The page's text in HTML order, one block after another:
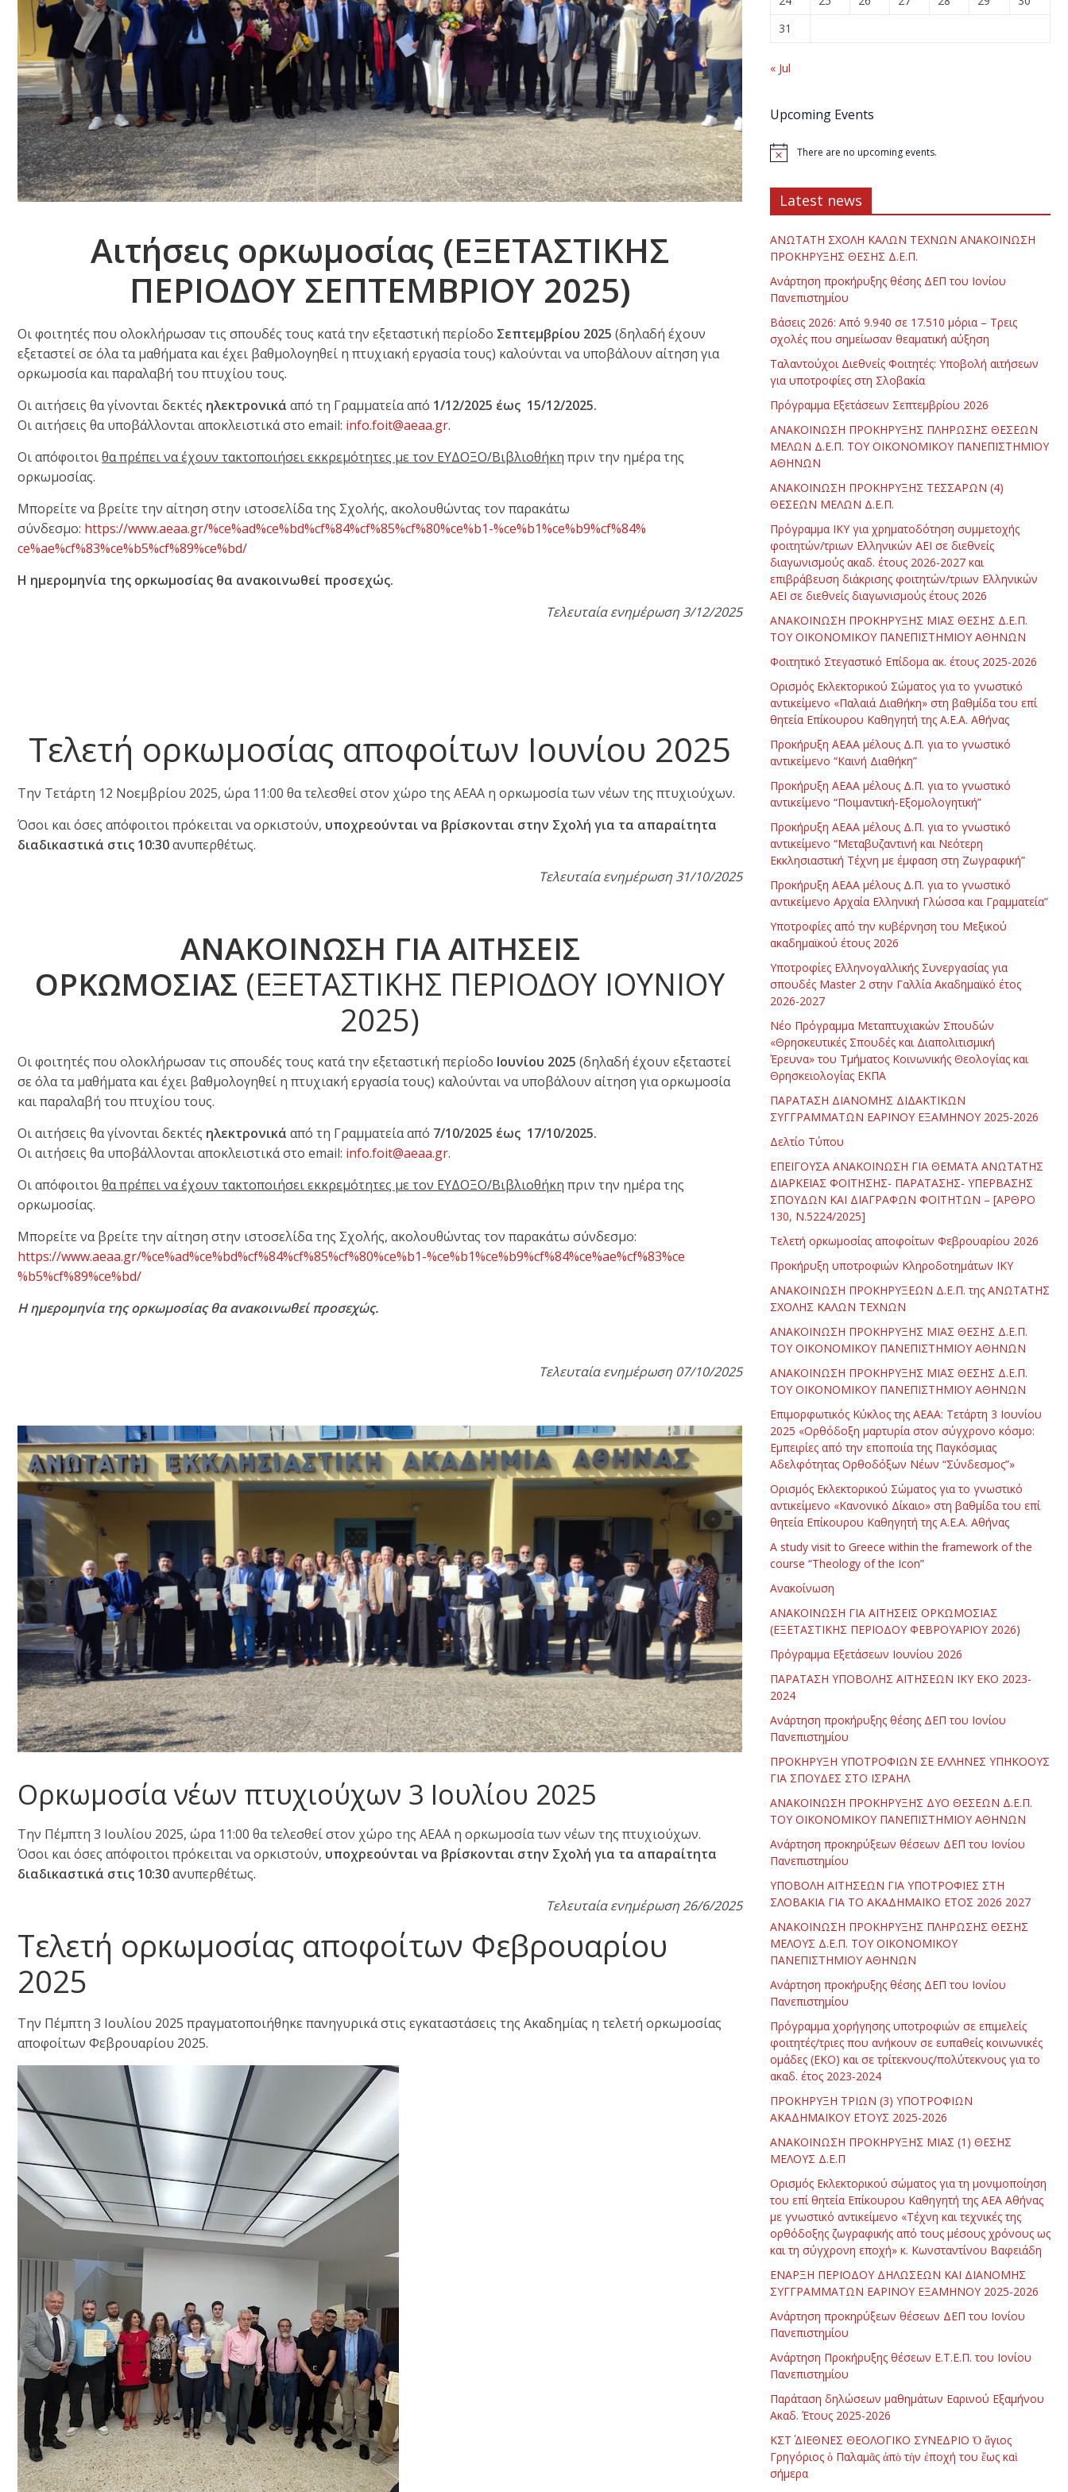
Αιτήσεις ορκωμοσίας (ΕΞΕΤΑΣΤΙΚΗΣ
ΠΕΡΙΟΔΟΥ ΣΕΠΤΕΜΒΡΙΟΥ 2025)
Οι φοιτητές που ολοκλήρωσαν τις σπουδές τους κατά την εξεταστική περίοδο Σεπτεμβρίου 2025 (δηλαδή έχουν
εξεταστεί σε όλα τα μαθήματα και έχει βαθμολογηθεί η πτυχιακή εργασία τους) καλούνται να υποβάλουν αίτηση για
ορκωμοσία και παραλαβή του πτυχίου τους.
Οι αιτήσεις θα γίνονται δεκτές ηλεκτρονικά από τη Γραμματεία από 1/12/2025 έως 15/12/2025.
Οι αιτήσεις θα υποβάλλονται αποκλειστικά στο email: info.foit@aeaa.gr.
Οι απόφοιτοιθα πρέπει να έχουν τακτοποιήσει εκκρεμότητες με τον ΕΥΔΟΞΟ/Βιβλιοθήκη πριν την ημέρα της
ορκωμοσίας.
Μπορείτε να βρείτε την αίτηση στην ιστoσελίδα της Σχολής, ακολουθώντας τον παρακάτω
σύνδεσμο: https://www.aeaa.gr/%ce%ad%ce%bd%cf%84%cf%85%cf%80%ce%b1-%ce%b1%ce%b9%cf%84%
ce%ae%cf%83%ce%b5%cf%89%ce%bd/
Η ημερομηνία της ορκωμοσίας θα ανακοινωθεί προσεχώς.
Τελευταία ενημέρωση 3/12/2025
Τελετή ορκωμοσίας αποφοίτων Ιουνίου 2025
Την Τετάρτη 12 Νοεμβρίου 2025, ώρα 11:00 θα τελεσθεί στον χώρο της ΑΕΑΑ η ορκωμοσία των νέων της πτυχιούχων.
Όσοι και όσες απόφοιτοι πρόκειται να ορκιστούν, υποχρεούνται να βρίσκονται στην Σχολή για τα απαραίτητα
διαδικαστικά στις 10:30ανυπερθέτως.
Τελευταία ενημέρωση 31/10/2025
ΑΝΑΚΟΙΝΩΣΗ ΓΙΑ ΑΙΤΗΣΕΙΣ
ΟΡΚΩΜΟΣΙΑΣ (ΕΞΕΤΑΣΤΙΚΗΣ ΠΕΡΙΟΔΟΥ ΙΟΥΝΙΟΥ
2025)
Οι φοιτητές που ολοκλήρωσαν τις σπουδές τους κατά την εξεταστική περίοδο Ιουνίου 2025 (δηλαδή έχουν εξεταστεί
σε όλα τα μαθήματα και έχει βαθμολογηθεί η πτυχιακή εργασία τους) καλούνται να υποβάλουν αίτηση για ορκωμοσία
και παραλαβή του πτυχίου τους.
Οι αιτήσεις θα γίνονται δεκτές ηλεκτρονικά από τη Γραμματεία από 7/10/2025 έως 17/10/2025.
Οι αιτήσεις θα υποβάλλονται αποκλειστικά στο email: info.foit@aeaa.gr.
Οι απόφοιτοιθα πρέπει να έχουν τακτοποιήσει εκκρεμότητες με τον ΕΥΔΟΞΟ/Βιβλιοθήκη πριν την ημέρα της
ορκωμοσίας.
Μπορείτε να βρείτε την αίτηση στην ιστoσελίδα της Σχολής, ακολουθώντας τον παρακάτω σύνδεσμο:
https://www.aeaa.gr/%ce%ad%ce%bd%cf%84%cf%85%cf%80%ce%b1-%ce%b1%ce%b9%cf%84%ce%ae%cf%83%ce
%b5%cf%89%ce%bd/
Η ημερομηνία της ορκωμοσίας θα ανακοινωθεί προσεχώς.
Τελευταία ενημέρωση 07/10/2025
Ορκωμοσία νέων πτυχιούχων 3 Ιουλίου 2025
Την Πέμπτη 3 Ιουλίου 2025, ώρα 11:00 θα τελεσθεί στον χώρο της ΑΕΑΑ η ορκωμοσία των νέων της πτυχιούχων.
Όσοι και όσες απόφοιτοι πρόκειται να ορκιστούν, υποχρεούνται να βρίσκονται στην Σχολή για τα απαραίτητα
διαδικαστικά στις 10:30ανυπερθέτως.
Τελευταία ενημέρωση 26/6/2025
Τελετή ορκωμοσίας αποφοίτων Φεβρουαρίου
2025
Την Πέμπτη 3 Ιουλίου 2025 πραγματοποιήθηκε πανηγυρικά στις εγκαταστάσεις της Ακαδημίας η τελετή ορκωμοσίας
αποφοίτων Φεβρουαρίου 2025.
31
« Jul
Upcoming Events
There are no upcoming events.
Latest news
ΑΝΩΤΑΤΗ ΣΧΟΛΗ ΚΑΛΩΝ ΤΕΧΝΩΝ ΑΝΑΚΟΙΝΩΣΗ
ΠΡΟΚΗΡΥΞΗΣ ΘΕΣΗΣ Δ.Ε.Π.
Ανάρτηση προκήρυξης θέσης ΔΕΠ του Ιονίου
Πανεπιστημίου
Βάσεις 2026: Από 9.940 σε 17.510 μόρια – Τρεις
σχολές που σημείωσαν θεαματική αύξηση
Ταλαντούχοι Διεθνείς Φοιτητές: Υποβολή αιτήσεων
για υποτροφίες στη Σλοβακία
Πρόγραμμα Εξετάσεων Σεπτεμβρίου 2026
ΑΝΑΚΟΙΝΩΣΗ ΠΡΟΚΗΡΥΞΗΣ ΠΛΗΡΩΣΗΣ ΘΕΣΕΩΝ
ΜΕΛΩΝ Δ.Ε.Π. ΤΟΥ ΟΙΚΟΝΟΜΙΚΟΥ ΠΑΝΕΠΙΣΤΗΜΙΟΥ
ΑΘΗΝΩΝ
ΑΝΑΚΟΙΝΩΣΗ ΠΡΟΚΗΡΥΞΗΣ ΤΕΣΣΑΡΩΝ (4)
ΘΕΣΕΩΝ ΜΕΛΩΝ Δ.Ε.Π.
Πρόγραμμα ΙΚΥ για χρηματοδότηση συμμετοχής
φοιτητών/τριων Ελληνικών ΑΕΙ σε διεθνείς
διαγωνισμούς ακαδ. έτους 2026-2027 και
επιβράβευση διάκρισης φοιτητών/τριων Ελληνικών
ΑΕΙ σε διεθνείς διαγωνισμούς έτους 2026
ΑΝΑΚΟΙΝΩΣΗ ΠΡΟΚΗΡΥΞΗΣ ΜΙΑΣ ΘΕΣΗΣ Δ.Ε.Π.
ΤΟΥ ΟΙΚΟΝΟΜΙΚΟΥ ΠΑΝΕΠΙΣΤΗΜΙΟΥ ΑΘΗΝΩΝ
Φοιτητικό Στεγαστικό Επίδομα ακ. έτους 2025-2026
Ορισμός Εκλεκτορικού Σώματος για το γνωστικό
αντικείμενο «Παλαιά Διαθήκη» στη βαθμίδα του επί
θητεία Επίκουρου Καθηγητή της Α.Ε.Α. Αθήνας
Προκήρυξη ΑΕΑΑ μέλους Δ.Π. για το γνωστικό
αντικείμενο “Καινή Διαθήκη”
Προκήρυξη ΑΕΑΑ μέλους Δ.Π. για το γνωστικό
αντικείμενο “Ποιμαντική-Εξομολογητική”
Προκήρυξη ΑΕΑΑ μέλους Δ.Π. για το γνωστικό
αντικείμενο “Μεταβυζαντινή και Νεότερη
Εκκλησιαστική Τέχνη με έμφαση στη Ζωγραφική”
Προκήρυξη ΑΕΑΑ μέλους Δ.Π. για το γνωστικό
αντικείμενο Αρχαία Ελληνική Γλώσσα και Γραμματεία”
Υποτροφίες από την κυβέρνηση του Μεξικού
ακαδημαϊκού έτους 2026
Υποτροφίες Ελληνογαλλικής Συνεργασίας για
σπουδές Master 2 στην Γαλλία Ακαδημαϊκό έτος
2026-2027
Νέο Πρόγραμμα Μεταπτυχιακών Σπουδών
«Θρησκευτικές Σπουδές και Διαπολιτισμική
Έρευνα» του Τμήματος Κοινωνικής Θεολογίας και
Θρησκειολογίας ΕΚΠΑ
ΠΑΡΑΤΑΣΗ ΔΙΑΝΟΜΗΣ ΔΙΔΑΚΤΙΚΩΝ
ΣΥΓΓΡΑΜΜΑΤΩΝ ΕΑΡΙΝΟΥ ΕΞΑΜΗΝΟΥ 2025-2026
Δελτίο Τύπου
ΕΠΕΙΓΟΥΣΑ ΑΝΑΚΟΙΝΩΣΗ ΓΙΑ ΘΕΜΑΤΑ ΑΝΩΤΑΤΗΣ
ΔΙΑΡΚΕΙΑΣ ΦΟΙΤΗΣΗΣ- ΠΑΡΑΤΑΣΗΣ- ΥΠΕΡΒΑΣΗΣ
ΣΠΟΥΔΩΝ ΚΑΙ ΔΙΑΓΡΑΦΩΝ ΦΟΙΤΗΤΩΝ – [ΑΡΘΡΟ
130, Ν.5224/2025]
Τελετή ορκωμοσίας αποφοίτων Φεβρουαρίου 2026
Προκήρυξη υποτροφιών Κληροδοτημάτων ΙΚΥ
ΑΝΑΚΟΙΝΩΣΗ ΠΡΟΚΗΡΥΞΕΩΝ Δ.Ε.Π. της ΑΝΩΤΑΤΗΣ
ΣΧΟΛΗΣ ΚΑΛΩΝ ΤΕΧΝΩΝ
ΑΝΑΚΟΙΝΩΣΗ ΠΡΟΚΗΡΥΞΗΣ ΜΙΑΣ ΘΕΣΗΣ Δ.Ε.Π.
ΤΟΥ ΟΙΚΟΝΟΜΙΚΟΥ ΠΑΝΕΠΙΣΤΗΜΙΟΥ ΑΘΗΝΩΝ
ΑΝΑΚΟΙΝΩΣΗ ΠΡΟΚΗΡΥΞΗΣ ΜΙΑΣ ΘΕΣΗΣ Δ.Ε.Π.
ΤΟΥ ΟΙΚΟΝΟΜΙΚΟΥ ΠΑΝΕΠΙΣΤΗΜΙΟΥ ΑΘΗΝΩΝ
Επιμορφωτικός Κύκλος της ΑΕΑΑ: Τετάρτη 3 Ιουνίου
2025 «Ορθόδοξη μαρτυρία στον σύγχρονο κόσμο:
Εμπειρίες από την εποποιία της Παγκόσμιας
Αδελφότητας Ορθοδόξων Νέων “Σύνδεσμος”»
Ορισμός Εκλεκτορικού Σώματος για το γνωστικό
αντικείμενο «Κανονικό Δίκαιο» στη βαθμίδα του επί
θητεία Επίκουρου Καθηγητή της Α.Ε.Α. Αθήνας
Α study visit to Greece within the framework of the
course “Theology of the Icon”
Ανακοίνωση
ΑΝΑΚΟΙΝΩΣΗ ΓΙΑ ΑΙΤΗΣΕΙΣ ΟΡΚΩΜΟΣΙΑΣ
(ΕΞΕΤΑΣΤΙΚΗΣ ΠΕΡΙΟΔΟΥ ΦΕΒΡΟΥΑΡΙΟΥ 2026)
Πρόγραμμα Εξετάσεων Ιουνίου 2026
ΠΑΡΑΤΑΣΗ ΥΠΟΒΟΛΗΣ ΑΙΤΗΣΕΩΝ ΙΚΥ ΕΚΟ 2023-
2024
Ανάρτηση προκήρυξης θέσης ΔΕΠ του Ιονίου
Πανεπιστημίου
ΠΡΟΚΗΡΥΞΗ ΥΠΟΤΡΟΦΙΩΝ ΣΕ ΕΛΛΗΝΕΣ ΥΠΗΚΟΟΥΣ
ΓΙΑ ΣΠΟΥΔΕΣ ΣΤΟ ΙΣΡΑΗΛ
ΑΝΑΚΟΙΝΩΣΗ ΠΡΟΚΗΡΥΞΗΣ ΔΥΟ ΘΕΣΕΩΝ Δ.Ε.Π.
ΤΟΥ ΟΙΚΟΝΟΜΙΚΟΥ ΠΑΝΕΠΙΣΤΗΜΙΟΥ ΑΘΗΝΩΝ
Ανάρτηση προκηρύξεων θέσεων ΔΕΠ του Ιονίου
Πανεπιστημίου
ΥΠΟΒΟΛΗ ΑΙΤΗΣΕΩΝ ΓΙΑ ΥΠΟΤΡΟΦΙΕΣ ΣΤΗ
ΣΛΟΒΑΚΙΑ ΓΙΑ ΤΟ ΑΚΑΔΗΜΑΪΚΟ ΕΤΟΣ 2026 2027
ΑΝΑΚΟΙΝΩΣΗ ΠΡΟΚΗΡΥΞΗΣ ΠΛΗΡΩΣΗΣ ΘΕΣΗΣ
ΜΕΛΟΥΣ Δ.Ε.Π. ΤΟΥ ΟΙΚΟΝΟΜΙΚΟΥ
ΠΑΝΕΠΙΣΤΗΜΙΟΥ ΑΘΗΝΩΝ
Ανάρτηση προκήρυξης θέσης ΔΕΠ του Ιονίου
Πανεπιστημίου
Πρόγραμμα χορήγησης υποτροφιών σε επιμελείς
φοιτητές/τριες που ανήκουν σε ευπαθείς κοινωνικές
ομάδες (ΕΚΟ) και σε τρίτεκνους/πολύτεκνους για το
ακαδ. έτος 2023-2024
ΠΡΟΚΗΡΥΞΗ ΤΡΙΩΝ (3) ΥΠΟΤΡΟΦΙΩΝ
ΑΚΑΔΗΜΑΪΚΟΥ ΕΤΟΥΣ 2025-2026
ΑΝΑΚΟΙΝΩΣΗ ΠΡΟΚΗΡΥΞΗΣ ΜΙΑΣ (1) ΘΕΣΗΣ
ΜΕΛΟΥΣ Δ.Ε.Π
Ορισμός Εκλεκτορικού σώματος για τη μονιμοποίηση
του επί θητεία Επίκουρου Καθηγητή της ΑΕΑ Αθήνας
με γνωστικό αντικείμενο «Τέχνη και τεχνικές της
ορθόδοξης ζωγραφικής από τους μέσους χρόνους ως
και τη σύγχρονη εποχή» κ. Κωνσταντίνου Βαφειάδη
ΕΝΑΡΞΗ ΠΕΡΙΟΔΟΥ ΔΗΛΩΣΕΩΝ ΚΑΙ ΔΙΑΝΟΜΗΣ
ΣΥΓΓΡΑΜΜΑΤΩΝ ΕΑΡΙΝΟΥ ΕΞΑΜΗΝΟΥ 2025-2026
Ανάρτηση προκηρύξεων θέσεων ΔΕΠ του Ιονίου
Πανεπιστημίου
Ανάρτηση Προκήρυξης θέσεων Ε.Τ.Ε.Π. του Ιονίου
Πανεπιστημίου
Παράταση δηλώσεων μαθημάτων Εαρινού Εξαμήνου
Ακαδ. Έτους 2025-2026
ΚΣΤ΄ ΔΙΕΘΝΕΣ ΘΕΟΛΟΓΙΚΟ ΣΥΝΕΔΡΙΟ Ὁ ἅγιος
Γρηγόριος ὁ Παλαμᾶς ἀπὸ τὴν ἐποχή του ἕως καὶ
σήμερα